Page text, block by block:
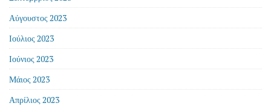
Αύγουστος 2023
Ιούλιος 2023
Ιούνιος 2023
Μάιος 2023
Απρίλιος 2023